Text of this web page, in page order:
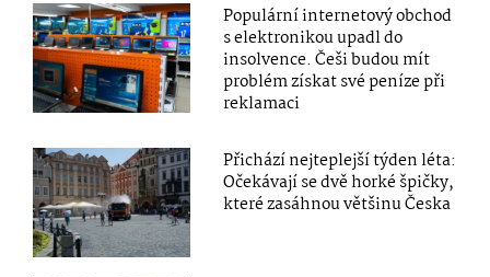
Populární internetový obchod
s elektronikou upadl do
insolvence. Češi budou mít
problém získat své peníze při
reklamaci
Přichází nejteplejší týden léta:
Očekávají se dvě horké špičky,
které zasáhnou většinu Česka